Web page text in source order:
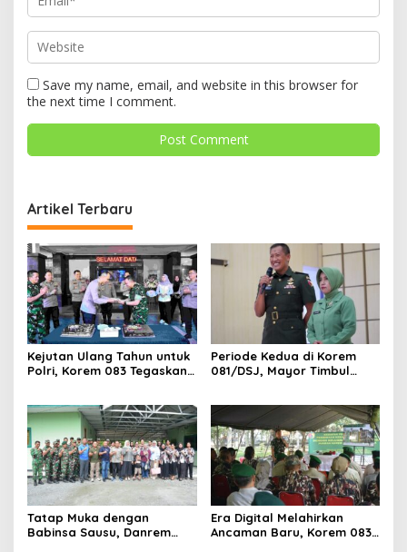
Save my name, email, and website in this browser for
the next time I comment.
Artikel Terbaru
Kejutan Ulang Tahun untuk
Polri, Korem 083 Tegaskan
Periode Kedua di Korem
081/DSJ, Mayor Timbul
Tatap Muka dengan
Babinsa Sausu, Danrem
Era Digital Melahirkan
Ancaman Baru, Korem 083